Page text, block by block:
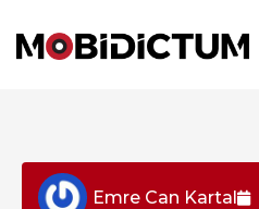
Emre Can Kartal